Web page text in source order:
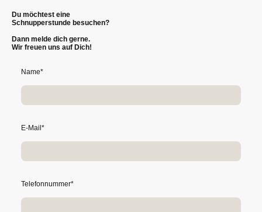
Du möchtest eine
Schnupperstunde besuchen?
Dann melde dich gerne.
Wir freuen uns auf Dich!
Name*
E-Mail*
Telefonnummer*